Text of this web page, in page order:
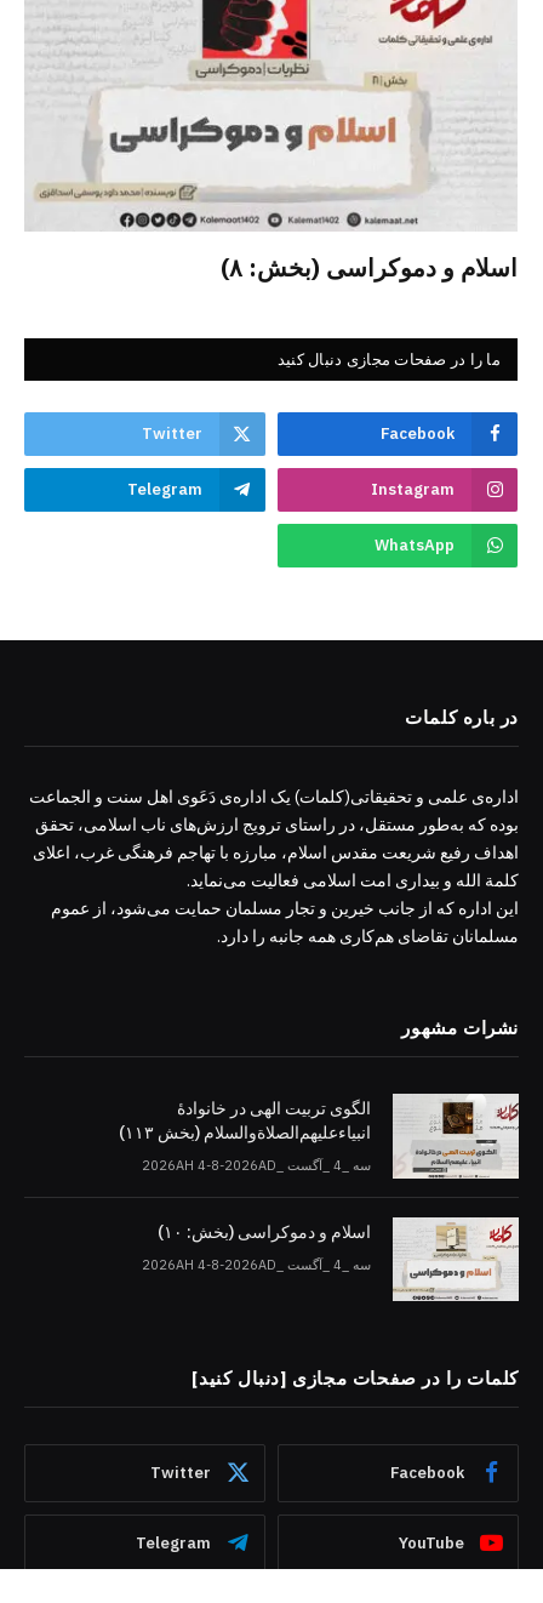
اسلام و دموکراسی (بخش: ۸)
ما را در صفحات مجازی دنبال کنید
Facebook
Twitter
Instagram
Telegram
WhatsApp
در باره کلمات
اداره‌ی علمی و تحقیقاتی(کلمات) یک اداره‌ی دَعَوی اهل سنت و الجماعت
بوده که به‌طور مستقل، در راستای ترویج ارزش‌های ناب اسلامی، تحقق
اهداف رفیع شریعت مقدس اسلام، مبارزه با تهاجم فرهنگی غرب، اعلای
کلمة الله و بیداری امت اسلامی فعالیت می‌نماید.
این اداره که از جانب خیرین و تجار مسلمان حمایت می‌شود، از عموم
مسلمانان تقاضای هم‌کاری همه جانبه را دارد.
نشرات مشهور
الگوی تربیت الهی در خانوادۀ
انبیاءعلیهم‌الصلاةو‌السلام (بخش ۱۱۳)
سه _4 _آگست _2026AH 4-8-2026AD
اسلام و دموکراسی (بخش: ۱۰)
سه _4 _آگست _2026AH 4-8-2026AD
کلمات را در صفحات مجازی [دنبال کنید]
Facebook
Twitter
YouTube
Telegram